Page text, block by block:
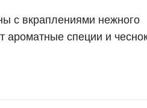
Макароны,
крупы
с вкраплениями нежного
ароматные специи и